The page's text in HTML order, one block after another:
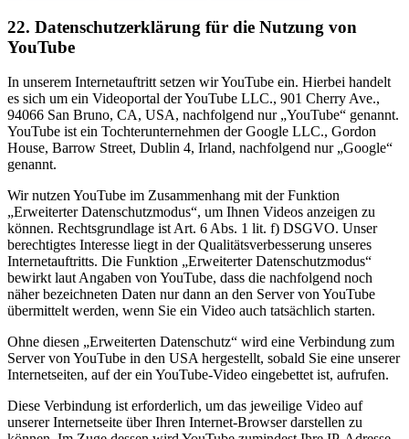
22. Datenschutzerklärung für die Nutzung von
YouTube
In unserem Internetauftritt setzen wir YouTube ein. Hierbei handelt
es sich um ein Videoportal der YouTube LLC., 901 Cherry Ave.,
94066 San Bruno, CA, USA, nachfolgend nur „YouTube“ genannt.
YouTube ist ein Tochterunternehmen der Google LLC., Gordon
House, Barrow Street, Dublin 4, Irland, nachfolgend nur „Google“
genannt.
Wir nutzen YouTube im Zusammenhang mit der Funktion
„Erweiterter Datenschutzmodus“, um Ihnen Videos anzeigen zu
können. Rechtsgrundlage ist Art. 6 Abs. 1 lit. f) DSGVO. Unser
berechtigtes Interesse liegt in der Qualitätsverbesserung unseres
Internetauftritts. Die Funktion „Erweiterter Datenschutzmodus“
bewirkt laut Angaben von YouTube, dass die nachfolgend noch
näher bezeichneten Daten nur dann an den Server von YouTube
übermittelt werden, wenn Sie ein Video auch tatsächlich starten.
Ohne diesen „Erweiterten Datenschutz“ wird eine Verbindung zum
Server von YouTube in den USA hergestellt, sobald Sie eine unserer
Internetseiten, auf der ein YouTube-Video eingebettet ist, aufrufen.
Diese Verbindung ist erforderlich, um das jeweilige Video auf
unserer Internetseite über Ihren Internet-Browser darstellen zu